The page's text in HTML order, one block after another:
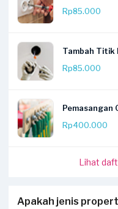
Rp85.000
Tambah Titik
Rp85.000
Pemasangan
Rp400.000
Lihat
Apakah jenis